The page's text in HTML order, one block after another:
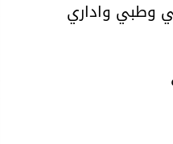
وطبي واداري